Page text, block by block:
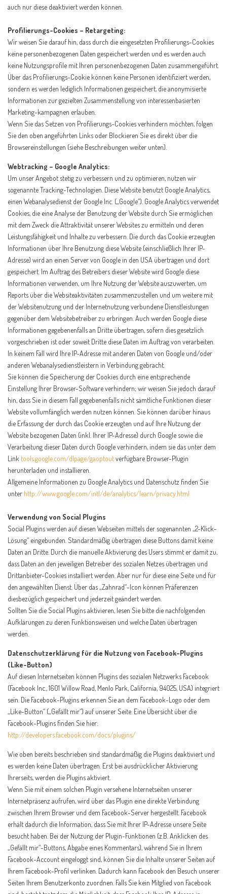
auch nur diese deaktiviert werden können.
Profilierungs-Cookies – Retargeting:
Wir weisen Sie darauf hin, dass durch die eingesetzten Profilierungs-Cookies
keine personenbezogenen Daten gespeichert werden und es werden auch
keine Nutzungsprofile mit Ihren personenbezogenen Daten zusammengeführt.
Über das Profilierungs-Cookie können keine Personen identifiziert werden,
sondern es werden lediglich Informationen gespeichert, die anonymisierte
Informationen zur gezielten Zusammenstellung von interessenbasierten
Marketing-kampagnen erlauben.
Wenn Sie das Setzen von Profilierungs-Cookies verhindern möchten, folgen
Sie den oben angeführten Links oder Blockieren Sie es direkt über die
Browsereinstellungen (siehe Beschreibungen weiter unten).
Webtracking – Google Analytics:
Um unser Angebot stetig zu verbessern und zu optimieren, nutzen wir
sogenannte Tracking-Technologien. Diese Website benutzt Google Analytics,
einen Webanalysedienst der Google Inc. („Google“). Google Analytics verwendet
Cookies, die eine Analyse der Benutzung der Website durch Sie ermöglichen
mit dem Zweck die Attraktivität unserer Websites zu ermitteln und deren
Leistungsfähigkeit und Inhalte zu verbessern. Die durch das Cookie erzeugten
Informationen über Ihre Benutzung diese Website (einschließlich Ihrer IP-
Adresse) wird an einen Server von Google in den USA übertragen und dort
gespeichert. Im Auftrag des Betreibers dieser Website wird Google diese
Informationen verwenden, um Ihre Nutzung der Website auszuwerten, um
Reports über die Websiteaktivitäten zusammenzustellen und um weitere mit
der Websitenutzung und der Internetnutzung verbundene Dienstleistungen
gegenüber dem Websitebetreiber zu erbringen. Auch werden Google diese
Informationen gegebenenfalls an Dritte übertragen, sofern dies gesetzlich
vorgeschrieben ist oder soweit Dritte diese Daten im Auftrag von verarbeiten.
In keinem Fall wird Ihre IP-Adresse mit anderen Daten von Google und/oder
anderen Webanalysedienstleistern in Verbindung gebracht.
Sie können die Speicherung der Cookies durch eine entsprechende
Einstellung Ihrer Browser-Software verhindern; wir weisen Sie jedoch darauf
hin, dass Sie in diesem Fall gegebenenfalls nicht sämtliche Funktionen dieser
Website vollumfänglich werden nutzen können. Sie können darüber hinaus
die Erfassung der durch das Cookie erzeugten und auf Ihre Nutzung der
Website bezogenen Daten (inkl. Ihrer IP-Adresse) durch Google sowie die
Verarbeitung dieser Daten durch Google verhindern, indem sie das unter dem
Link tools.google.com/dlpage/gaoptoutverfügbare Browser-Plugin
herunterladen und installieren.
Allgemeine Informationen zu Google Analytics und Datenschutz finden Sie
unter http://www.google.com/intl/de/analytics/learn/privacy.html
Verwendung von Social Plugins
Social Plugins werden auf diesen Webseiten mittels der sogenannten „2-Klick-
Lösung“ eingebunden. Standardmäßig übertragen diese Buttons damit keine
Daten an Dritte. Durch die manuelle Aktivierung des Users stimmt er damit zu,
dass Daten an den jeweiligen Betreiber des sozialen Netzes übertragen und
Drittanbieter-Cookies installiert werden. Aber nur für diese eine Seite und für
den angewählten Dienst. Über das „Zahnrad“-Icon können Präferenzen
diesbezüglich gespeichert und jederzeit geändert werden.
Sollten Sie die Social Plugins aktivieren, lesen Sie bitte die nachfolgenden
Aufklärungen zu deren Funktionsweisen und welche Daten übertragen
werden.
Datenschutzerklärung für die Nutzung von Facebook-Plugins
(Like-Button)
Auf diesen Internetseiten können Plugins des sozialen Netzwerks Facebook
(Facebook Inc., 1601 Willow Road, Menlo Park, California, 94025, USA) integriert
sein. Die Facebook-Plugins erkennen Sie an dem Facebook-Logo oder dem
„Like-Button“ („Gefällt mir“) auf unserer Seite. Eine Übersicht über die
Facebook-Plugins finden Sie hier:
http://developers.facebook.com/docs/plugins/
Wie oben bereits beschrieben sind standardmäßig die Plugins deaktiviert und
es werden keine Daten übertragen. Erst bei ausdrücklicher Aktivierung
Ihrerseits, werden die Plugins aktiviert.
Wenn Sie mit einem solchen Plugin versehene Internetseiten unserer
Internetpräsenz aufrufen, wird über das Plugin eine direkte Verbindung
zwischen Ihrem Browser und dem Facebook-Server hergestellt. Facebook
erhält dadurch die Information, dass Sie mit Ihrer IP-Adresse unsere Seite
besucht haben. Bei der Nutzung der Plugin-Funktionen (z.B. Anklicken des
„Gefällt mir“-Buttons, Abgabe eines Kommentars), während Sie in Ihrem
Facebook-Account eingeloggt sind, können Sie die Inhalte unserer Seiten auf
Ihrem Facebook-Profil verlinken. Dadurch kann Facebook den Besuch unserer
Seiten Ihrem Benutzerkonto zuordnen. Falls Sie kein Mitglied von Facebook